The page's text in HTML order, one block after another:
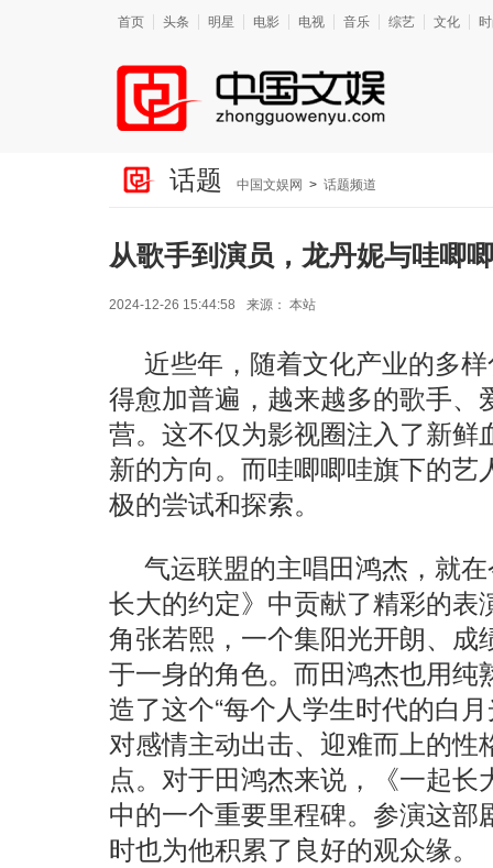
首页 头条 明星 电影 电视 音乐 综艺 文化
话题 中国文娱网 > 话题频道
从歌手到演员，龙丹妮与哇唧
2024-12-26 15:44:58 来源： 本站
近些年，随着文化产业的多
得愈加普遍，越来越多的歌手
营。这不仅为影视圈注入了新
新的方向。而哇唧唧哇旗下的
极的尝试和探索。
气运联盟的主唱田鸿杰，就
长大的约定》中贡献了精彩的
角张若熙，一个集阳光开朗、
于一身的角色。而田鸿杰也用
造了这个“每个人学生时代的白
对感情主动出击、迎难而上的
点。对于田鸿杰来说，《一起
中的一个重要里程碑。参演这
时也为他积累了良好的观众缘。